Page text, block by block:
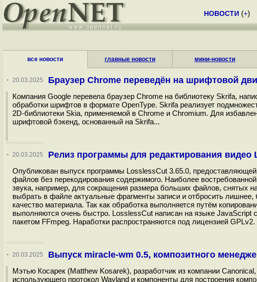
НОВОСТИ (+)
все новости главные новости мини-новости
· 20.03.2025 Браузер Chrome переведён на шрифтовой
Компания Google перевела браузер Chrome на библиотеку Skrifa,
обработки шрифтов в формате OpenType. Skrifa реализует
2D-библиотеки Skia, применяемой в Chrome и Chromium. Для
шрифтовой бэкенд, основанный на Skrifa...
· 20.03.2025 Релиз программы для редактирования видео
Опубликован выпуск программы LosslessCut 3.65.0,
файлов без перекодирования содержимого. Наиболее
звука, например, для сокращения размера больших файлов, снятых
выбрать в файле актуальные фрагменты записи и отбросить лишнее,
качество материала. Так как обработка выполняется путём
выполняются очень быстро. LosslessCut написан на языке
пакетом FFmpeg. Наработки распространяются под лицензией
· 20.03.2025 Выпуск miracle-wm 0.5, композитного
Мэтью Косарек (Matthew Kosarek), разработчик из компании
использующего протокол Wayland и компоненты для построения